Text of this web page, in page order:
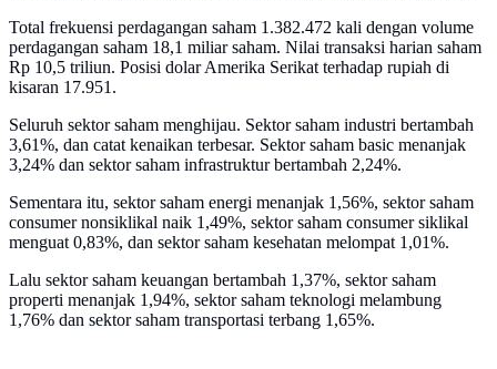
Total frekuensi perdagangan saham 1.382.472 kali dengan volume
perdagangan saham 18,1 miliar saham. Nilai transaksi harian saham
Rp 10,5 triliun. Posisi dolar Amerika Serikat terhadap rupiah di
kisaran 17.951.
Seluruh sektor saham menghijau. Sektor saham industri bertambah
3,61%, dan catat kenaikan terbesar. Sektor saham basic menanjak
3,24% dan sektor saham infrastruktur bertambah 2,24%.
Sementara itu, sektor saham energi menanjak 1,56%, sektor saham
consumer nonsiklikal naik 1,49%, sektor saham consumer siklikal
menguat 0,83%, dan sektor saham kesehatan melompat 1,01%.
Lalu sektor saham keuangan bertambah 1,37%, sektor saham
properti menanjak 1,94%, sektor saham teknologi melambung
1,76% dan sektor saham transportasi terbang 1,65%.